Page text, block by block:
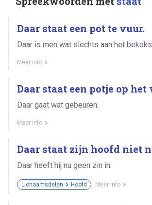
Daar staat een pot te vuur.
Daar is men wat slechts aan het
Meer info
Daar staat een potje op het
Daar gaat wat gebeuren.
Meer info
Daar staat zijn hoofd niet
Daar heeft hij nu geen zin in.
Lichaamsdelen Hoofd Meer info